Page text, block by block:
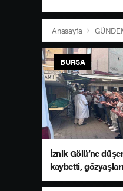
Anasayfa
BURSA
İznik Gölü’ne
kaybetti,